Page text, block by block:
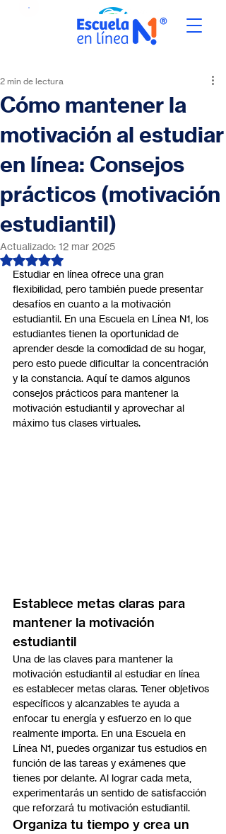
Cómo mantener la
motivación al estudiar
en línea: Consejos
prácticos (motivación
estudiantil)
2 min de lectura
Actualizado: 12 mar 2025
Obtuvo NaN de 5 estrellas.
Estudiar en línea ofrece una gran
flexibilidad, pero también puede presentar
desafíos en cuanto a la motivación
estudiantil. En una Escuela en Línea N1, los
estudiantes tienen la oportunidad de
aprender desde la comodidad de su hogar,
pero esto puede dificultar la concentración
y la constancia. Aquí te damos algunos
consejos prácticos para mantener la
motivación estudiantil y aprovechar al
máximo tus clases virtuales.
Establece metas claras para
mantener la motivación
estudiantil
Una de las claves para mantener la
motivación estudiantil al estudiar en línea
es establecer metas claras. Tener objetivos
específicos y alcanzables te ayuda a
enfocar tu energía y esfuerzo en lo que
realmente importa. En una Escuela en
Línea N1, puedes organizar tus estudios en
función de las tareas y exámenes que
tienes por delante. Al lograr cada meta,
experimentarás un sentido de satisfacción
que reforzará tu motivación estudiantil.
Organiza tu tiempo y crea un